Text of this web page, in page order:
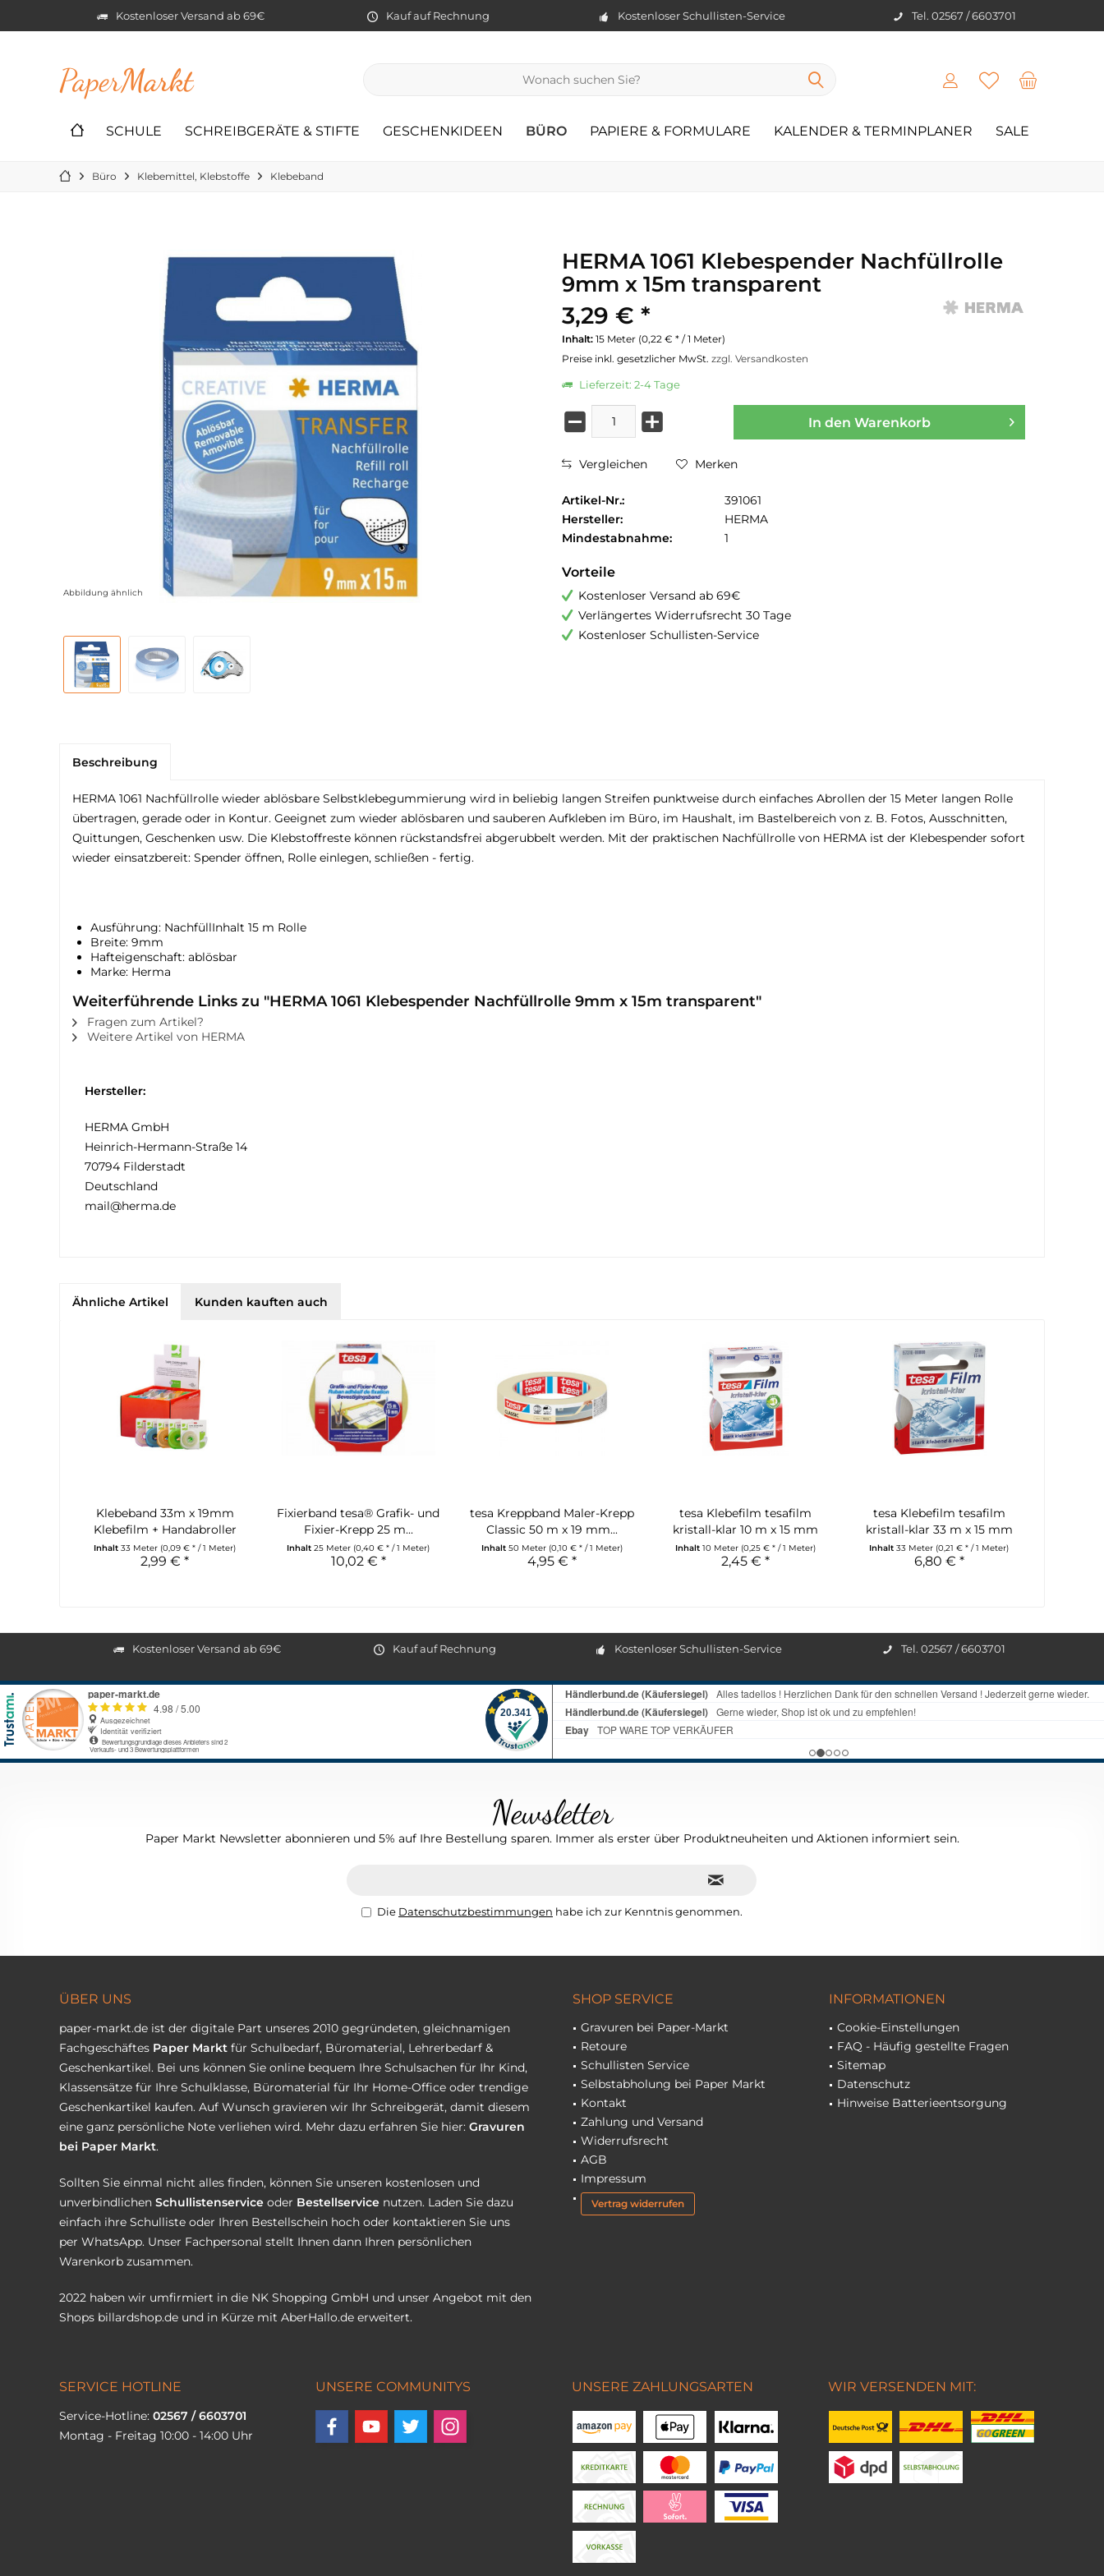
Kostenloser Versand ab 69€ Kauf auf Rechnung Kostenloser Schullisten-Service Tel. 02567 / 6603701
PaperMarkt
SCHULE SCHREIBGERÄTE & STIFTE GESCHENKIDEEN BÜRO PAPIERE & FORMULARE KALENDER & TERMINPLANER SALE
Büro Klebemittel, Klebstoffe Klebeband
Abbildung ähnlich
HERMA 1061 Klebespender Nachfüllrolle
9mm x 15m transparent
3,29 € *
Inhalt: 15 Meter (0,22 € * / 1 Meter)
Preise inkl. gesetzlicher MwSt. zzgl. Versandkosten
Lieferzeit: 2-4 Tage
In den Warenkorb
Vergleichen Merken
Artikel-Nr.:
391061
Hersteller:
HERMA
Mindestabnahme:
1
Vorteile
Kostenloser Versand ab 69€
Verlängertes Widerrufsrecht 30 Tage
Kostenloser Schullisten-Service
Beschreibung
HERMA 1061 Nachfüllrolle wieder ablösbare Selbstklebegummierung wird in beliebig langen Streifen punktweise durch einfaches Abrollen der 15 Meter langen Rolle
übertragen, gerade oder in Kontur. Geeignet zum wieder ablösbaren und sauberen Aufkleben im Büro, im Haushalt, im Bastelbereich von z. B. Fotos, Ausschnitten,
Quittungen, Geschenken usw. Die Klebstoffreste können rückstandsfrei abgerubbelt werden. Mit der praktischen Nachfüllrolle von HERMA ist der Klebespender sofort
wieder einsatzbereit: Spender öffnen, Rolle einlegen, schließen - fertig.
Ausführung: NachfüllInhalt 15 m Rolle
Breite: 9mm
Hafteigenschaft: ablösbar
Marke: Herma
Weiterführende Links zu "HERMA 1061 Klebespender Nachfüllrolle 9mm x 15m transparent"
Fragen zum Artikel?
Weitere Artikel von HERMA
Hersteller:
HERMA GmbH
Heinrich-Hermann-Straße 14
70794 Filderstadt
Deutschland
mail@herma.de
Ähnliche Artikel Kunden kauften auch
Klebeband 33m x 19mm
Klebefilm + Handabroller
Inhalt33 Meter (0,09 € * / 1 Meter)
2,99 € *
Fixierband tesa® Grafik- und
Fixier-Krepp 25 m...
Inhalt25 Meter (0,40 € * / 1 Meter)
10,02 € *
tesa Kreppband Maler-Krepp
Classic 50 m x 19 mm...
Inhalt 50 Meter (0,10 € * / 1 Meter)
4,95 € *
tesa Klebefilm tesafilm
kristall-klar 10 m x 15 mm
Inhalt10 Meter (0,25 € * / 1 Meter)
2,45 € *
tesa Klebefilm tesafilm
kristall-klar 33 m x 15 mm
Inhalt33 Meter (0,21 € * / 1 Meter)
6,80 € *
Kostenloser Versand ab 69€ Kauf auf Rechnung Kostenloser Schullisten-Service Tel. 02567 / 6603701
Newsletter
Paper Markt Newsletter abonnieren und 5% auf Ihre Bestellung sparen. Immer als erster über Produktneuheiten und Aktionen informiert sein.
Die Datenschutzbestimmungen habe ich zur Kenntnis genommen.
ÜBER UNS
paper-markt.de ist der digitale Part unseres 2010 gegründeten, gleichnamigen
Fachgeschäftes Paper Markt für Schulbedarf, Büromaterial, Lehrerbedarf &
Geschenkartikel. Bei uns können Sie online bequem Ihre Schulsachen für Ihr Kind,
Klassensätze für Ihre Schulklasse, Büromaterial für Ihr Home-Office oder trendige
Geschenkartikel kaufen. Auf Wunsch gravieren wir Ihr Schreibgerät, damit diesem
eine ganz persönliche Note verliehen wird. Mehr dazu erfahren Sie hier: Gravuren
bei Paper Markt.
Sollten Sie einmal nicht alles finden, können Sie unseren kostenlosen und
unverbindlichen Schullistenservice oder Bestellservice nutzen. Laden Sie dazu
einfach ihre Schulliste oder Ihren Bestellschein hoch oder kontaktieren Sie uns
per WhatsApp. Unser Fachpersonal stellt Ihnen dann Ihren persönlichen
Warenkorb zusammen.
2022 haben wir umfirmiert in die NK Shopping GmbH und unser Angebot mit den
Shops billardshop.de und in Kürze mit AberHallo.de erweitert.
SHOP SERVICE
Gravuren bei Paper-Markt
Retoure
Schullisten Service
Selbstabholung bei Paper Markt
Kontakt
Zahlung und Versand
Widerrufsrecht
AGB
Impressum
Vertrag widerrufen
INFORMATIONEN
Cookie-Einstellungen
FAQ - Häufig gestellte Fragen
Sitemap
Datenschutz
Hinweise Batterieentsorgung
SERVICE HOTLINE
Service-Hotline: 02567 / 6603701
Montag - Freitag 10:00 - 14:00 Uhr
UNSERE COMMUNITYS UNSERE ZAHLUNGSARTEN WIR VERSENDEN MIT: